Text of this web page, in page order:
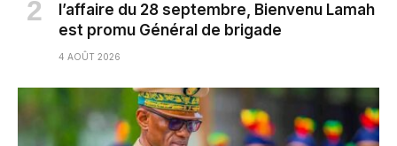
l’affaire du 28 septembre, Bienvenu Lamah
est promu Général de brigade
4 AOÛT 2026